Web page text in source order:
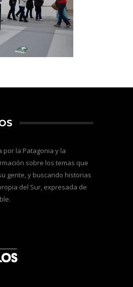
por la Patagonia y la
sobre los temas que
gente, y buscando historias
del Sur, expresada de